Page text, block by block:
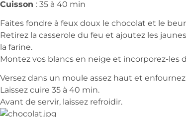
Cuisson : 35 à 40 min
Faites fondre à feux doux le chocolat et le
Retirez la casserole du feu et ajoutez les
la farine.
Montez vos blancs en neige et incorporez-les
Versez dans un moule assez haut et
Laissez cuire 35 à 40 min.
Avant de servir, laissez refroidir.